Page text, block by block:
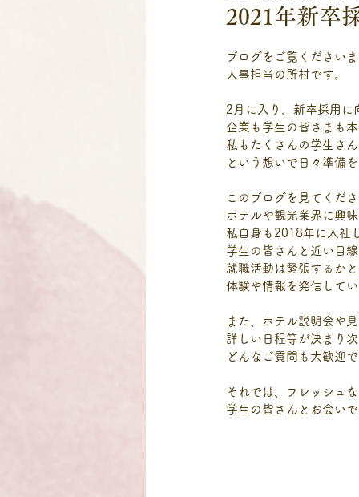
2021年新卒
ブログをご覧ください
人事担当の所村です。
2月に入り、新卒採用に
企業も学生の皆さまも
私もたくさんの学生さ
という想いで日々準備
このブログを見てくだ
ホテルや観光業界に興
私自身も2018年に入社
学生の皆さんと近い目
就職活動は緊張するか
体験や情報を発信して
また、ホテル説明会や
詳しい日程等が決まり
どんなご質問も大歓迎
それでは、フレッシュ
学生の皆さんとお会い